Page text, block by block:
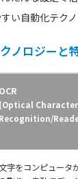
い自動化テク
ノロジーと
OCR
(Optical Character
Recognition/
文字をコンピュータ